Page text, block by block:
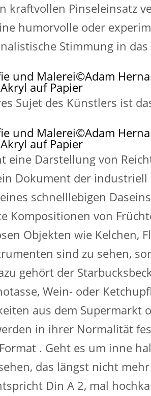
kraftvollen Pinseleinsatz
humorvolle oder
Stimmung in das
und Malerei©Adam
auf Papier
Sujet des Künstlers ist
und Malerei©Adam
auf Papier
eine Darstellung von
Dokument der
schnelllebigen
Kompositionen von
Objekten wie Kelchen,
sind zu sehen,
gehört der
Wein- oder
aus dem Supermarkt
in ihrer Normalität
. Geht es um inne
das längst nicht
Din A 2, mal